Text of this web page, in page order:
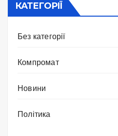
КАТЕГОРІЇ
Без категорії
Компромат
Новини
Політика